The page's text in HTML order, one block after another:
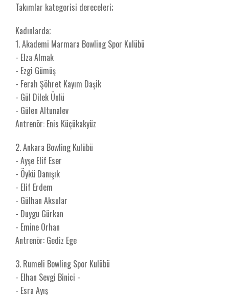
Takımlar kategorisi dereceleri;
Kadınlarda;
1. Akademi Marmara Bowling Spor Kulübü
- Elza Almak
- Ezgi Gümüş
- Ferah Şöhret Kayım Daşik
- Gül Dilek Ünlü
- Gülen Altunalev
Antrenör: Enis Küçükakyüz
2. Ankara Bowling Kulübü
- Ayşe Elif Eser
- Öykü Danışık
- Elif Erdem
- Gülhan Aksular
- Duygu Gürkan
- Emine Orhan
Antrenör: Gediz Ege
3. Rumeli Bowling Spor Kulübü
- Elhan Sevgi Binici -
- Esra Ayış